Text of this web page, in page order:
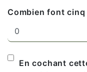
Combien font
En cochant